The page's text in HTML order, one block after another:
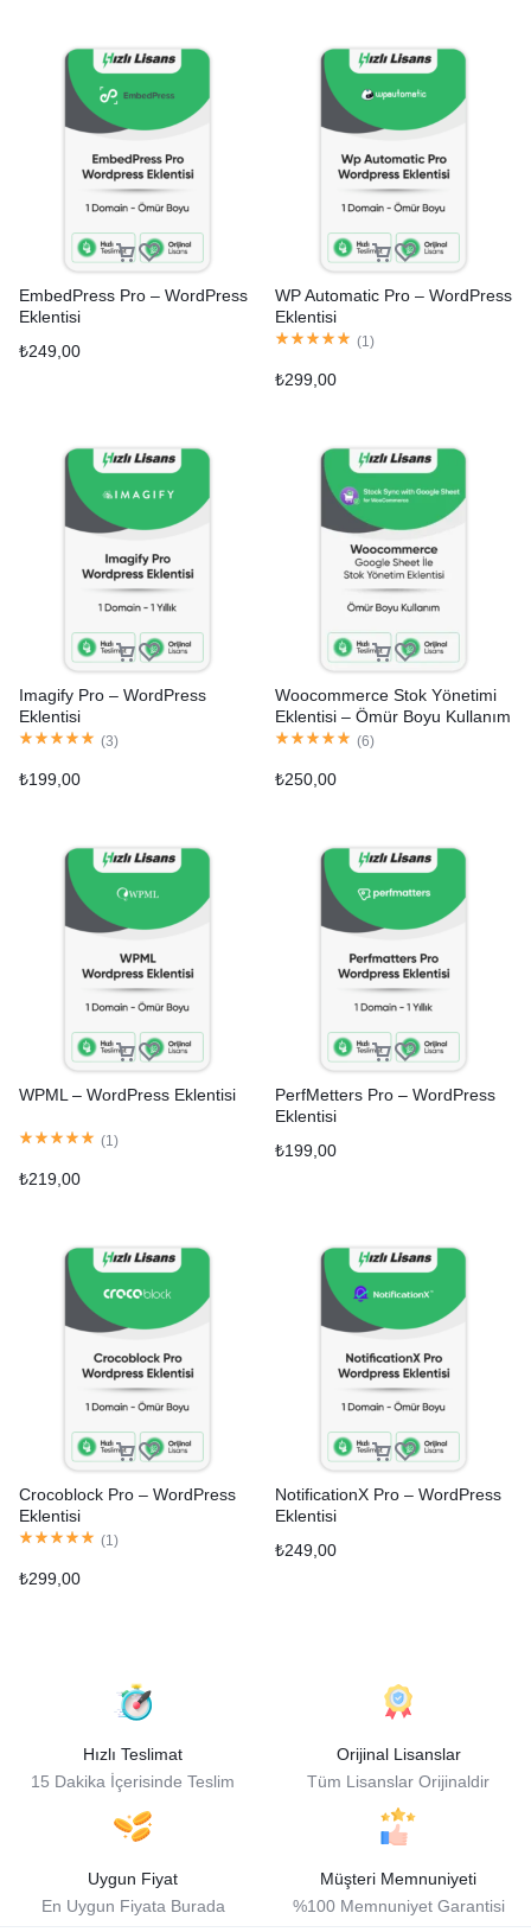
EmbedPress Pro – WordPress
Eklentisi
₺249,00
WP Automatic Pro – WordPress
Eklentisi
(1 )
₺299,00
Imagify Pro – WordPress
Eklentisi
(3)
₺199,00
Woocommerce Stok Yönetimi
Eklentisi – Ömür Boyu Kullanım
(6)
₺250,00
WPML – WordPress Eklentisi
(1 )
₺219,00
PerfMetters Pro – WordPress
Eklentisi
₺199,00
Crocoblock Pro – WordPress
Eklentisi
(1 )
₺299,00
NotificationX Pro – WordPress
Eklentisi
₺249,00
Hızlı Teslimat
15 Dakika İçerisinde Teslim
Orijinal Lisanslar
Tüm Lisanslar Orijinaldir
Uygun Fiyat
En Uygun Fiyata Burada
Müşteri Memnuniyeti
%100 Memnuniyet Garantisi